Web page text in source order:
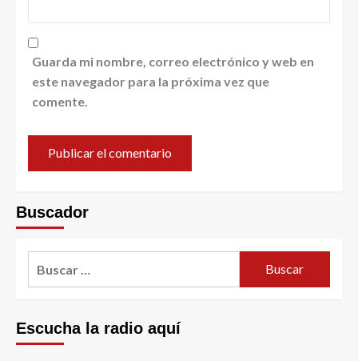
Guarda mi nombre, correo electrónico y web en
este navegador para la próxima vez que
comente.
Buscador
Escucha la radio aquí